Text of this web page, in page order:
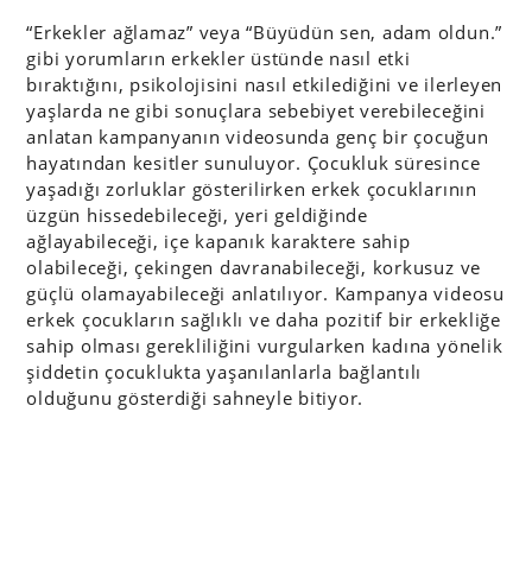
“Erkekler ağlamaz” veya “Büyüdün sen, adam oldun.”
gibi yorumların erkekler üstünde nasıl etki
bıraktığını, psikolojisini nasıl etkilediğini ve ilerleyen
yaşlarda ne gibi sonuçlara sebebiyet verebileceğini
anlatan kampanyanın videosunda genç bir çocuğun
hayatından kesitler sunuluyor. Çocukluk süresince
yaşadığı zorluklar gösterilirken erkek çocuklarının
üzgün hissedebileceği, yeri geldiğinde
ağlayabileceği, içe kapanık karaktere sahip
olabileceği, çekingen davranabileceği, korkusuz ve
güçlü olamayabileceği anlatılıyor. Kampanya videosu
erkek çocukların sağlıklı ve daha pozitif bir erkekliğe
sahip olması gerekliliğini vurgularken kadına yönelik
şiddetin çocuklukta yaşanılanlarla bağlantılı
olduğunu gösterdiği sahneyle bitiyor.